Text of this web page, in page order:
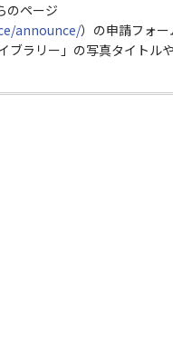
のページ
announce/）の申請フォ
ブラリー」の写真タイトル